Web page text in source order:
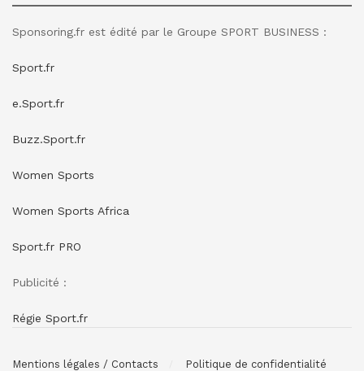
Sponsoring.fr est édité par le Groupe SPORT BUSINESS :
Sport.fr
e.Sport.fr
Buzz.Sport.fr
Women Sports
Women Sports Africa
Sport.fr PRO
Publicité :
Régie Sport.fr
Mentions légales / Contacts Politique de confidentialité